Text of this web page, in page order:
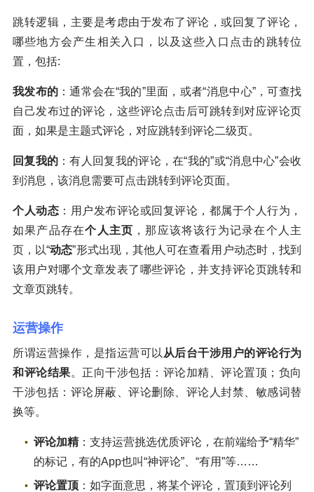
跳转逻辑，主要是考虑由于发布了评论，或回复了评论，
哪些地方会产生相关入口，以及这些入口点击的跳转位
置，包括:
我发布的 ：通常会在“我的”里面，或者“消息中心”，可查找
自己发布过的评论，这些评论点击后可跳转到对应评论页
面，如果是主题式评论，对应跳转到评论二级页。
回复我的 ：有人回复我的评论，在“我的”或“消息中心”会收
到消息，该消息需要可点击跳转到评论页面。
个人动态 ：用户发布评论或回复评论，都属于个人行为，
如果产品存在个人主页 ，那应该将该行为记录在个人主
页，以“动态”形式出现，其他人可在查看用户动态时，找到
该用户对哪个文章发表了哪些评论，并支持评论页跳转和
文章页跳转。
运营操作
所谓运营操作，是指运营可以 从后台干涉用户的评论行为
和评论结果。正向干涉包括：评论加精、评论置顶；负向
干涉包括：评论屏蔽、评论删除、评论人封禁、敏感词替
换等。
评论加精：支持运营挑选优质评论，在前端给予“精华”
的标记，有的App也叫“神评论”、“有用”等……
评论置顶 ：如字面意思，将某个评论，置顶到评论列